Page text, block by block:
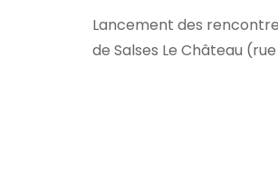
Lancement des
de Salses Le Château